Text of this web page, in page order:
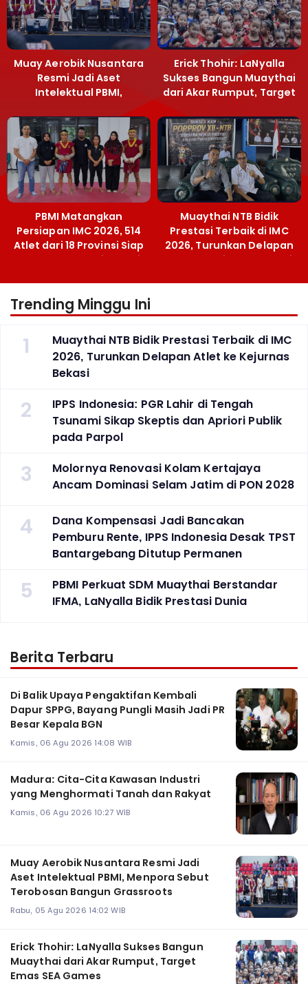
Muay Aerobik Nusantara
Resmi Jadi Aset
Intelektual PBMI,
Terobosan Bangun
Grassroots
Erick Thohir: LaNyalla
Sukses Bangun Muaythai
dari Akar Rumput, Target
PBMI Matangkan
Persiapan IMC 2026, 514
Atlet dari 18 Provinsi Siap
Berlaga Besok di Bekasi
Muaythai NTB Bidik
Prestasi Terbaik di IMC
2026, Turunkan Delapan
Atlet ke Kejurnas Bekasi
Trending Minggu Ini
1
Muaythai NTB Bidik Prestasi Terbaik di IMC
2026, Turunkan Delapan Atlet ke Kejurnas
Bekasi
2
IPPS Indonesia: PGR Lahir di Tengah
Tsunami Sikap Skeptis dan Apriori Publik
pada Parpol
3
Molornya Renovasi Kolam Kertajaya
Ancam Dominasi Selam Jatim di PON 2028
4
Dana Kompensasi Jadi Bancakan
Pemburu Rente, IPPS Indonesia Desak TPST
Bantargebang Ditutup Permanen
5
PBMI Perkuat SDM Muaythai Berstandar
IFMA, LaNyalla Bidik Prestasi Dunia
Berita Terbaru
Di Balik Upaya Pengaktifan Kembali
Dapur SPPG, Bayang Pungli Masih Jadi PR
Besar Kepala BGN
Kamis, 06 Agu 2026 14:08 WIB
Madura: Cita-Cita Kawasan Industri
yang Menghormati Tanah dan Rakyat
Kamis, 06 Agu 2026 10:27 WIB
Muay Aerobik Nusantara Resmi Jadi
Aset Intelektual PBMI, Menpora Sebut
Terobosan Bangun Grassroots
Rabu, 05 Agu 2026 14:02 WIB
Erick Thohir: LaNyalla Sukses Bangun
Muaythai dari Akar Rumput, Target
Emas SEA Games